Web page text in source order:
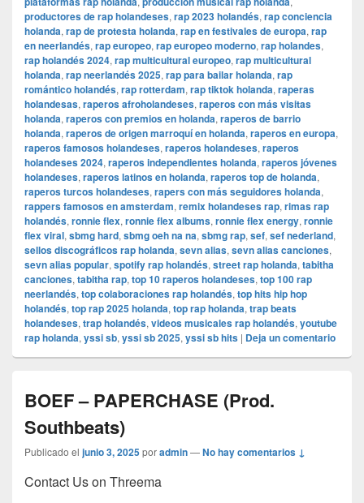
productores de rap holandeses, rap 2023 holandés, rap conciencia
holanda, rap de protesta holanda, rap en festivales de europa, rap
en neerlandés, rap europeo, rap europeo moderno, rap holandes,
rap holandés 2024, rap multicultural europeo, rap multicultural
holanda, rap neerlandés 2025, rap para bailar holanda, rap
romántico holandés, rap rotterdam, rap tiktok holanda, raperas
holandesas, raperos afroholandeses, raperos con más visitas
holanda, raperos con premios en holanda, raperos de barrio
holanda, raperos de origen marroquí en holanda, raperos en europa,
raperos famosos holandeses, raperos holandeses, raperos
holandeses 2024, raperos independientes holanda, raperos jóvenes
holandeses, raperos latinos en holanda, raperos top de holanda,
raperos turcos holandeses, rapers con más seguidores holanda,
rappers famosos en amsterdam, remix holandeses rap, rimas rap
holandés, ronnie flex, ronnie flex albums, ronnie flex energy, ronnie
flex viral, sbmg hard, sbmg oeh na na, sbmg rap, sef, sef nederland,
sellos discográficos rap holanda, sevn alias, sevn alias canciones,
sevn alias popular, spotify rap holandés, street rap holanda, tabitha
canciones, tabitha rap, top 10 raperos holandeses, top 100 rap
neerlandés, top colaboraciones rap holandés, top hits hip hop
holandés, top rap 2025 holanda, top rap holanda, trap beats
holandeses, trap holandés, videos musicales rap holandés, youtube
rap holanda, yssi sb, yssi sb 2025, yssi sb hits | Deja un comentario
BOEF – PAPERCHASE (Prod.
Southbeats)
Publicado el junio 3, 2025poradmin—No hay comentarios ↓
Contact Us on Threema